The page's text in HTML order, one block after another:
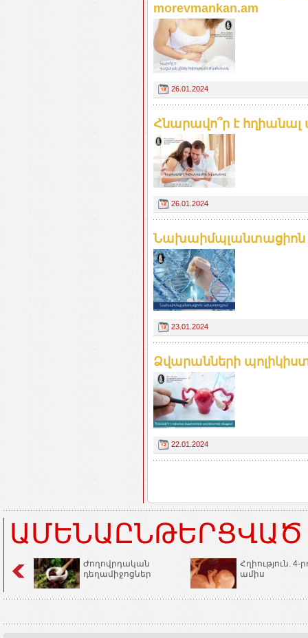
morevmankan.am
26.01.2024
Հնարավո՞ր է հղիանալ
26.01.2024
Նախաիմպլանտացիոն
23.01.2024
Ձվարանների
22.01.2024
Ժողովրդական
դեղամիջոցներ
Հղիություն. 4-
ամիս